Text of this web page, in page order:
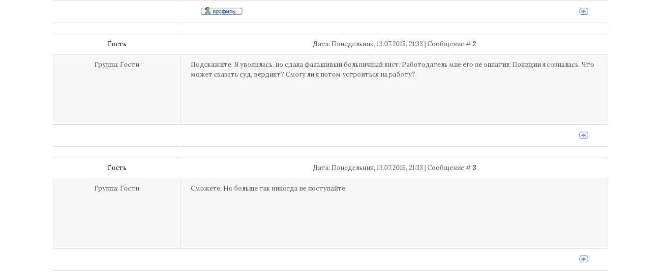
Гость Дата: Понедельник, 13.07.2015, 21:33 | Сообщение #2
Группа: Гости
Подскажите. Я уволилась, но сдала фальшивый больничный лист. Работодатель мне его не оплатил. Полиции я созналась. Что
может сказать суд, вердикт? Смогу ли я потом устроиться на работу?
Гость Дата: Понедельник, 13.07.2015, 21:33 | Сообщение #3
Группа: Гости Сможете. Но больше так никогда не поступайте